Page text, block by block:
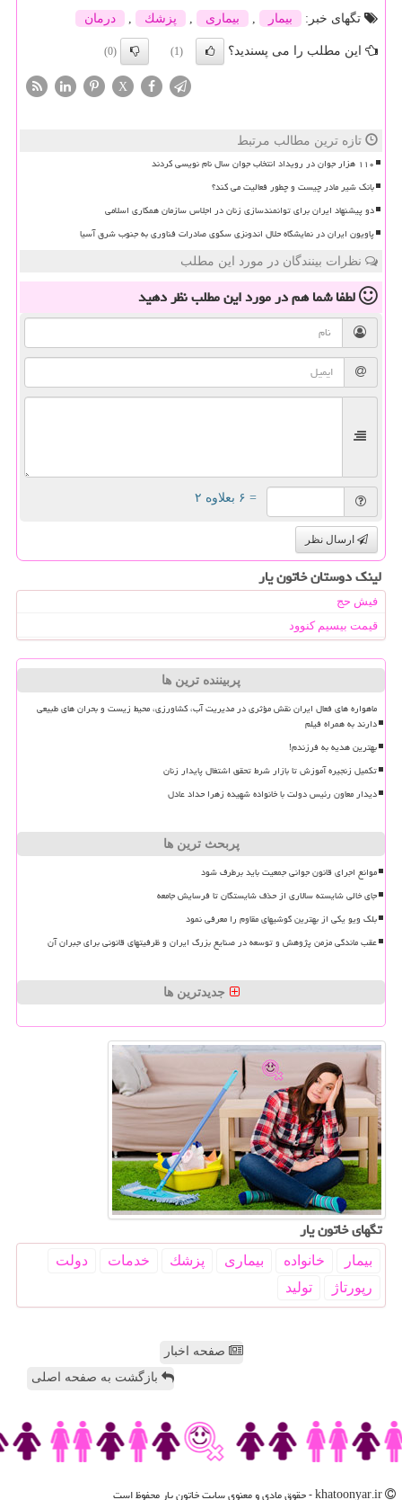
تگهای خبر:
بیمار بیماری پزشك درمان
این مطلب را می پسندید؟ (1)
(0)
X
تازه ترین مطالب مرتبط
۱۱۰ هزار جوان در رویداد انتخاب جوان سال نام نویسی کردند
بانک شیر مادر چیست و چطور فعالیت می کند؟
دو پیشنهاد ایران برای توانمندسازی زنان در اجلاس سازمان همکاری اسلامی
پاویون ایران در نمایشگاه حلال اندونزی سکوی صادرات فناوری به جنوب شرق آسیا
نظرات بینندگان در مورد این مطلب
لطفا شما همدر مورد این مطلبنظر دهید
= ۶ بعلاوه ۲
ارسال نظر
لینک دوستان خاتون یار
فیش حج
قیمت بیسیم کنوود
پربیننده ترین ها
ماهواره های فعال ایران نقش مؤثری در مدیریت آب، کشاورزی، محیط زیست و بحران های طبیعی
دارند به همراه فیلم
بهترین هدیه به فرزندم!
تکمیل زنجیره آموزش تا بازار شرط تحقق اشتغال پایدار زنان
دیدار معاون رئیس دولت با خانواده شهیده زهرا حداد عادل
پربحث ترین ها
موانع اجرای قانون جوانی جمعیت باید برطرف شود
جای خالی شایسته سالاری از حذف شایستگان تا فرسایش جامعه
بلک ویو یکی از بهترین گوشیهای مقاوم را معرفی نمود
عقب ماندگی مزمن پژوهش و توسعه در صنایع بزرگ ایران و ظرفیتهای قانونی برای جبران آن
جدیدترین ها
تگهای خاتون یار
بیمار خانواده بیماری پزشك خدمات
دولت
رپورتاژ
تولید
صفحه اخبار
بازگشت به صفحه اصلی